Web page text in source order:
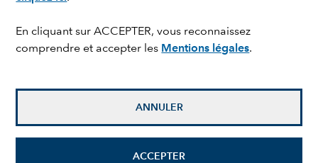
En cliquant sur ACCEPTER, vous reconnaissez
comprendre et accepter les Mentions légales.
ANNULER
ACCEPTER